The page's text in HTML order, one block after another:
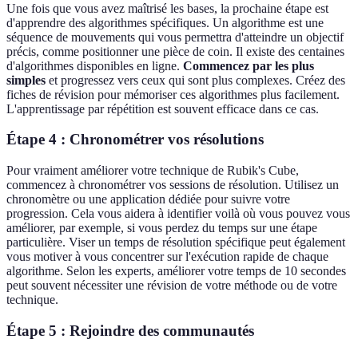
Une fois que vous avez maîtrisé les bases, la prochaine étape est
d'apprendre des algorithmes spécifiques. Un algorithme est une
séquence de mouvements qui vous permettra d'atteindre un objectif
précis, comme positionner une pièce de coin. Il existe des centaines
d'algorithmes disponibles en ligne. Commencez par les plus
simples et progressez vers ceux qui sont plus complexes. Créez des
fiches de révision pour mémoriser ces algorithmes plus facilement.
L'apprentissage par répétition est souvent efficace dans ce cas.
Étape 4 : Chronométrer vos résolutions
Pour vraiment améliorer votre technique de Rubik's Cube,
commencez à chronométrer vos sessions de résolution. Utilisez un
chronomètre ou une application dédiée pour suivre votre
progression. Cela vous aidera à identifier voilà où vous pouvez vous
améliorer, par exemple, si vous perdez du temps sur une étape
particulière. Viser un temps de résolution spécifique peut également
vous motiver à vous concentrer sur l'exécution rapide de chaque
algorithme. Selon les experts, améliorer votre temps de 10 secondes
peut souvent nécessiter une révision de votre méthode ou de votre
technique.
Étape 5 : Rejoindre des communautés